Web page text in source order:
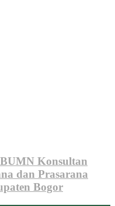
Konsultan
dan Prasarana
Bogor